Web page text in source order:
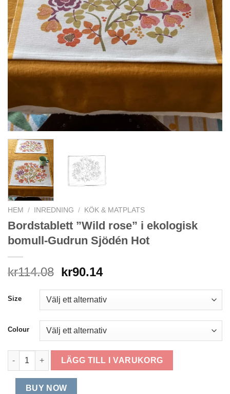
HEM / INREDNING / KÖK & MATPLATS
Bordstablett ”Wild rose” i ekologisk
bomull-Gudrun Sjödén Hot
kr114.08 Det
priset
var:
kr114.08.
kr90.14Det
priset
är:
kr90.14.
Size
Colour
Bordstablett "Wild rose" i ekologisk bomull-Gudrun Sjödén
LÄGG TILL I VARUKORG
BUY NOW